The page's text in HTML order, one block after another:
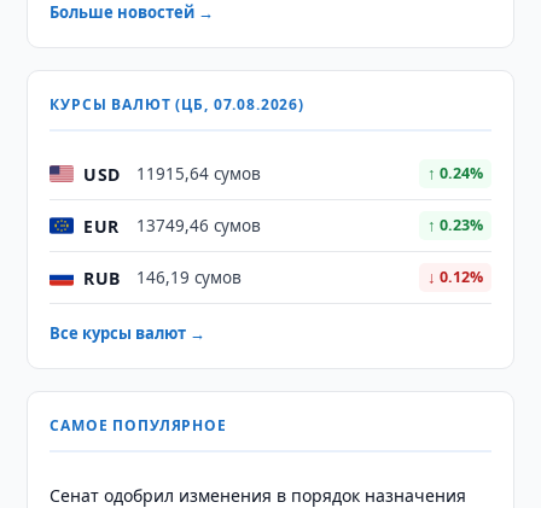
Больше новостей →
КУРСЫ ВАЛЮТ (ЦБ, 07.08.2026)
USD 11915,64 сумов ↑ 0.24%
EUR 13749,46 сумов ↑ 0.23%
RUB 146,19 сумов ↓ 0.12%
Все курсы валют →
САМОЕ ПОПУЛЯРНОЕ
Сенат одобрил изменения в порядок назначения